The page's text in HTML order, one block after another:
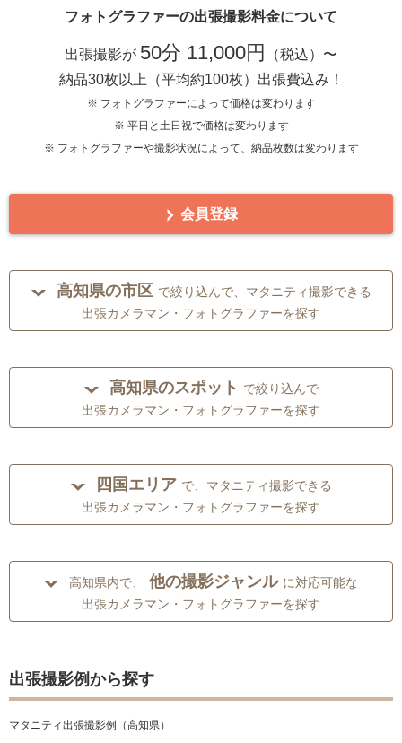
フォトグラファーの出張撮影料金について
出張撮影が 50分 11,000円
（税込）〜
納品30枚以上（平均約100枚）出張費込み！
※ フォトグラファーによって価格は変わります
※ 平日と土日祝で価格は変わります
※ フォトグラファーや撮影状況によって、納品枚数は変わります
会員登録
高知県の市区 で絞り込んで、マタニティ撮影できる
出張カメラマン・フォトグラファーを探す
高知県のスポット で絞り込んで
出張カメラマン・フォトグラファーを探す
四国エリア で、マタニティ撮影できる
出張カメラマン・フォトグラファーを探す
高知県内で、 他の撮影ジャンル に対応可能な
出張カメラマン・フォトグラファーを探す
出張撮影例から探す
マタニティ出張撮影例（高知県）